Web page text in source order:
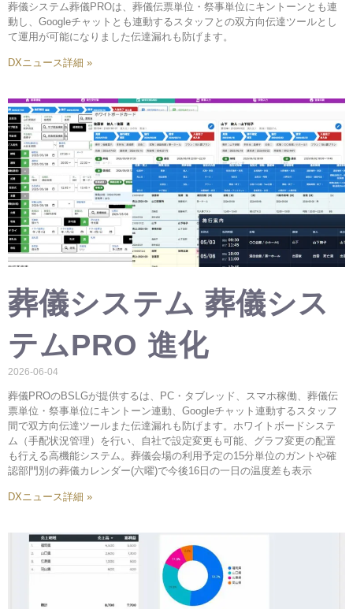
葬儀システム葬儀PROは、葬儀伝票単位・祭事単位にキントーンとも連
動し、Googleチャットとも連動するスタッフとの双方向伝達ツールとし
て運用が可能になりました伝達漏れも防げます。
DXニュース詳細 »
葬儀システム 葬儀シス
テムPRO 進化
2026-06-04
葬儀PROのBSLGが提供するは、PC・タブレッド、スマホ稼働、葬儀伝
票単位・祭事単位にキントーン連動、Googleチャット連動するスタッフ
間で双方向伝達ツールまた伝達漏れも防げます。ホワイトボードシステ
ム（手配状況管理）を行い、自社で設定変更も可能、グラフ変更の配置
も行える高機能システム。葬儀会場の利用予定の15分単位のガントや確
認部門別の葬儀カレンダー(六曜)で今後16日の一日の温度差も表示
DXニュース詳細 »